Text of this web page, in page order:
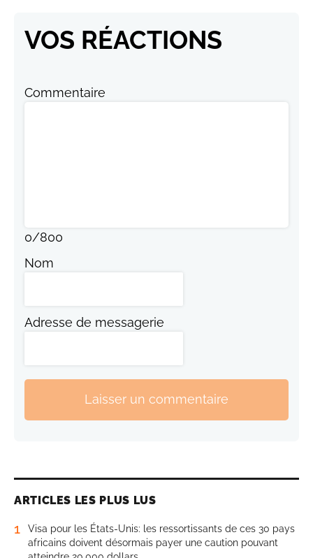
VOS RÉACTIONS
Commentaire
0/800
Nom
Adresse de messagerie
Laisser un commentaire
ARTICLES LES PLUS LUS
1
Visa pour les États-Unis: les ressortissants de ces 30 pays
africains doivent désormais payer une caution pouvant